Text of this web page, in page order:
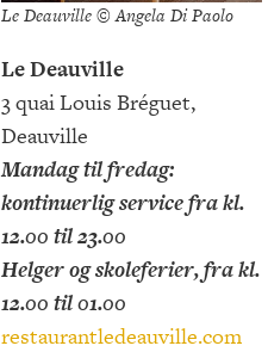
Le Deauville © Angela Di Paolo
Le Deauville
3 quai Louis Bréguet,
Deauville
Mandag til fredag:
kontinuerlig service fra kl.
12.00 til 23.00
Helger og skoleferier, fra kl.
12.00 til 01.00
restaurantledeauville.com